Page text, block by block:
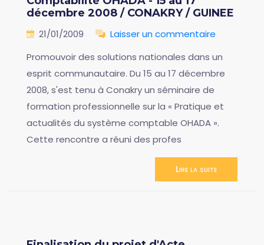
décembre 2008 / CONAKRY / GUINEE
21/01/2009
Laisser un commentaire
Promouvoir des solutions nationales dans un
esprit communautaire. Du 15 au 17 décembre
2008, s'est tenu à Conakry un séminaire de
formation professionnelle sur la « Pratique et
actualités du système comptable OHADA ».
Cette rencontre a réuni des profes
Lire la suite